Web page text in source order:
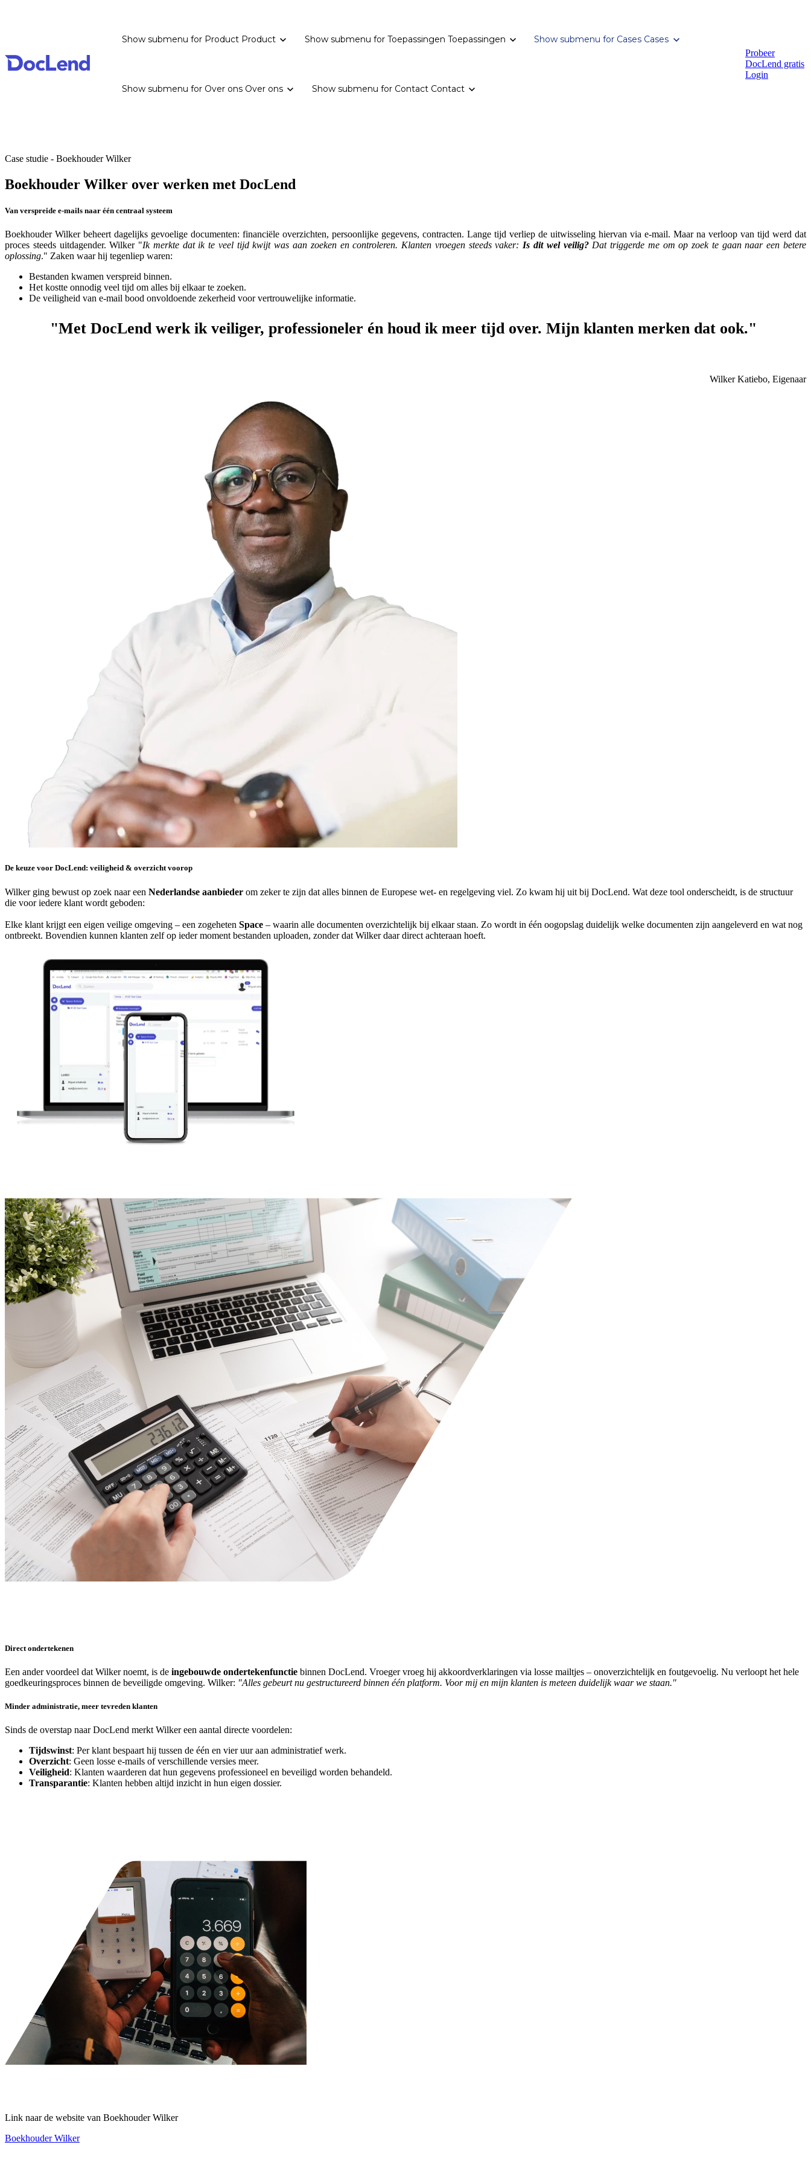
Show submenu for Product Product Show submenu for Toepassingen Toepassingen Show submenu for Cases Cases
Show submenu for Over ons Over ons Show submenu for Contact Contact
Probeer
DocLend gratis
Login
Case studie - Boekhouder Wilker
Boekhouder Wilker over werken met DocLend
Van verspreide e-mails naar één centraal systeem
Boekhouder Wilker beheert dagelijks gevoelige documenten: financiële overzichten, persoonlijke gegevens, contracten. Lange tijd verliep de uitwisseling hiervan via e-mail. Maar na verloop van tijd werd dat
proces steeds uitdagender. Wilker "Ik merkte dat ik te veel tijd kwijt was aan zoeken en controleren. Klanten vroegen steeds vaker: Is dit wel veilig? Dat triggerde me om op zoek te gaan naar een betere
oplossing." Zaken waar hij tegenliep waren:
Bestanden kwamen verspreid binnen.
Het kostte onnodig veel tijd om alles bij elkaar te zoeken.
De veiligheid van e-mail bood onvoldoende zekerheid voor vertrouwelijke informatie.
"Met DocLend werk ik veiliger, professioneler én houd ik meer tijd over. Mijn klanten merken dat ook."
Wilker Katiebo, Eigenaar
De keuze voor DocLend: veiligheid & overzicht voorop
Wilker ging bewust op zoek naar een Nederlandse aanbieder om zeker te zijn dat alles binnen de Europese wet- en regelgeving viel. Zo kwam hij uit bij DocLend. Wat deze tool onderscheidt, is de structuur
die voor iedere klant wordt geboden:
Elke klant krijgt een eigen veilige omgeving – een zogeheten Space – waarin alle documenten overzichtelijk bij elkaar staan. Zo wordt in één oogopslag duidelijk welke documenten zijn aangeleverd en wat nog
ontbreekt. Bovendien kunnen klanten zelf op ieder moment bestanden uploaden, zonder dat Wilker daar direct achteraan hoeft.
Direct ondertekenen
Een ander voordeel dat Wilker noemt, is de ingebouwde ondertekenfunctie binnen DocLend. Vroeger vroeg hij akkoordverklaringen via losse mailtjes – onoverzichtelijk en foutgevoelig. Nu verloopt het hele
goedkeuringsproces binnen de beveiligde omgeving. Wilker: "Alles gebeurt nu gestructureerd binnen één platform. Voor mij en mijn klanten is meteen duidelijk waar we staan."
Minder administratie, meer tevreden klanten
Sinds de overstap naar DocLend merkt Wilker een aantal directe voordelen:
Tijdswinst: Per klant bespaart hij tussen de één en vier uur aan administratief werk.
Overzicht: Geen losse e-mails of verschillende versies meer.
Veiligheid: Klanten waarderen dat hun gegevens professioneel en beveiligd worden behandeld.
Transparantie: Klanten hebben altijd inzicht in hun eigen dossier.
Link naar de website van Boekhouder Wilker
Boekhouder Wilker